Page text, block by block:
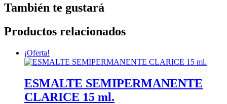
También te gustará
Productos relacionados
¡Oferta!
ESMALTE SEMIPERMANENTE
CLARICE 15 ml.